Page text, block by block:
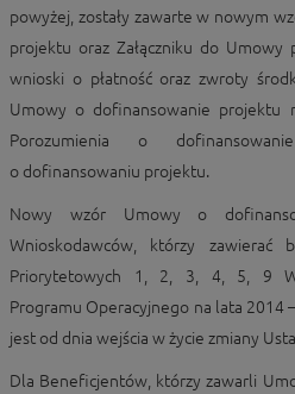
powyżej, zostały zawarte w nowym
projektu oraz Załączniku do Umowy
wnioski o płatność oraz zwroty
Umowy o dofinansowanie projektu
Porozumienia o
o dofinansowaniu projektu.
Nowy wzór Umowy o
Wnioskodawców, którzy
Priorytetowych 1, 2, 3, 4, 5, 9
Programu Operacyjnego na lata 2014
jest od dnia wejścia w życie zmiany
Dla Beneficjentów, którzy zawarli